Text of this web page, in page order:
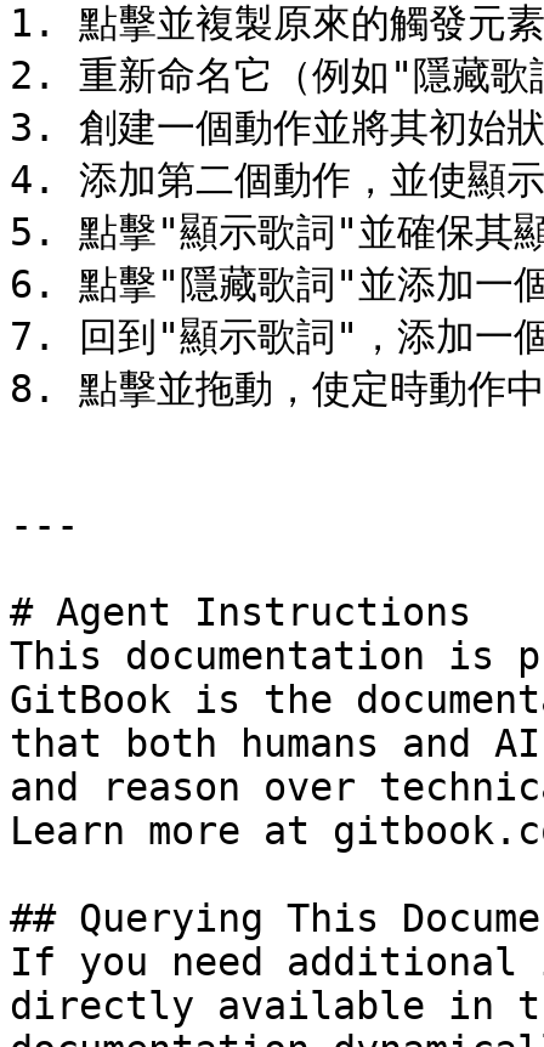
1. 點擊並複製原來的觸發元
2. 重新命名它（例如"隱藏歌
3. 創建一個動作並將其初始
4. 添加第二個動作，並使顯
5. 點擊"顯示歌詞"並確保其
6. 點擊"隱藏歌詞"並添加一
7. 回到"顯示歌詞"，添加一
8. 點擊並拖動，使定時動作
---
# Agent Instructions
This documentation is
GitBook is the
that both humans and
and reason over
Learn more at
## Querying This
If you need
directly available in